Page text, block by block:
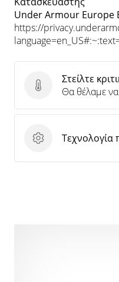
Under Armour Europe
https://
Στείλτε κριτική
Στείλτε
Θα θέλαμε
ΤεχνολογίαΤεχνολογία